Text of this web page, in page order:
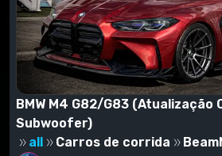
BMW M4 G82/G83 (Atualização
Subwoofer)
all
Carros de corrida